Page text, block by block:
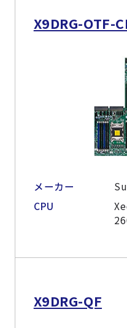
X9DRG-OTF-
メーカー
CPU
X9DRG-QF